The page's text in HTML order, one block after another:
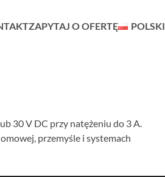
ZAPYTAJ O OFERTĘ POLSKI
30 V DC przy natężeniu do 3 A.
przemyśle i systemach